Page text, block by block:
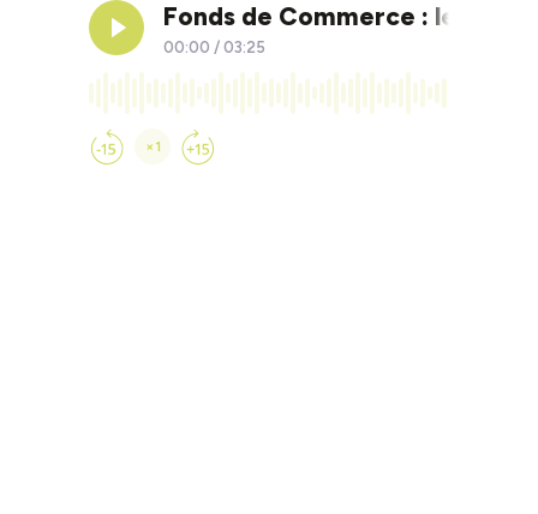
Fonds de Commerce : les
00:00 / 03:25
×1